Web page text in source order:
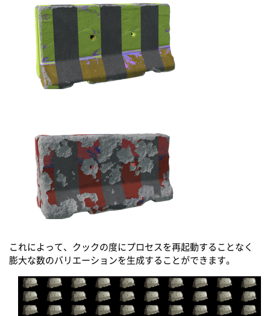
これによって、クックの度にプロセスを再起動することなく
膨大な数のバリエーションを生成することができます。